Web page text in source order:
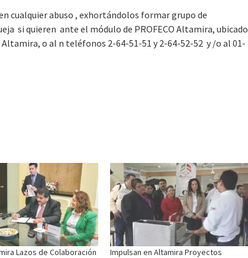
cualquier abuso , exhortándolos formar grupo de
si quieren ante el módulo de PROFECO Altamira, ubicado
o al n teléfonos 2-64-51-51 y 2-64-52-52 y /o al 01-
Lazos de Colaboración
Impulsan en Altamira Proyectos